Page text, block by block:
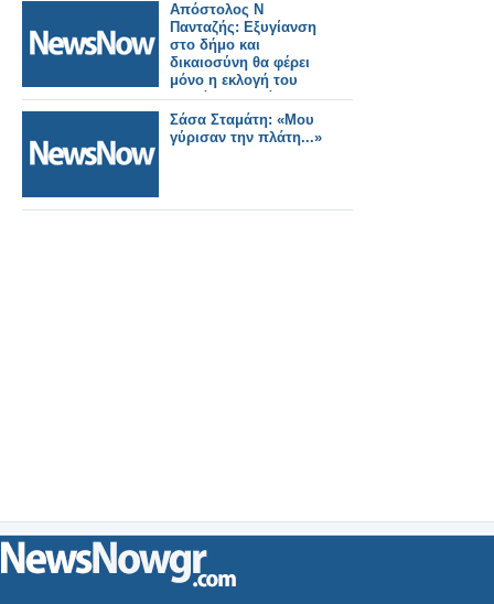
Απόστολος Ν
Πανταζής: Εξυγίανση
στο δήμο και
δικαιοσύνη θα φέρει
μόνο η εκλογή του
Αλεξάνδρου Σάββα.
Σάσα Σταμάτη: «Μου
γύρισαν την πλάτη...»